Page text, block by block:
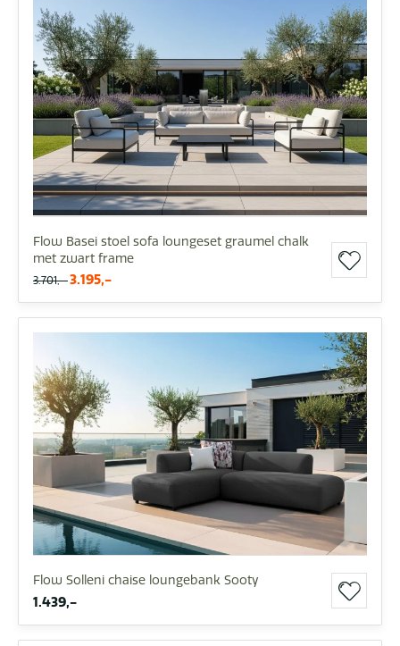
Flow Basei stoel sofa loungeset graumel chalk
met zwart frame
3.701,- 3.195,-
Flow Solleni chaise loungebank Sooty
1.439,-